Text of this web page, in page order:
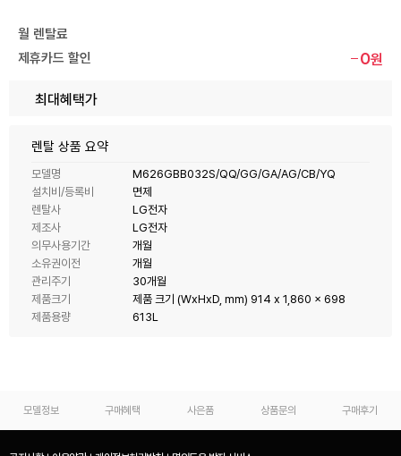
월 렌탈료
제휴카드 할인
0원
최대혜택가
렌탈 상품 요약
모델명
M626GBB032S/QQ/GG/GA/AG/CB/YQ
설치비/등록비
면제
렌탈사
LG전자
제조사
LG전자
의무사용기간
개월
소유권이전
개월
관리주기
30개월
제품크기
제품 크기 (WxHxD, mm) 914 x 1,860 x 698
제품용량
613L
모델정보 구매혜택 사은품 상품문의 구매후기